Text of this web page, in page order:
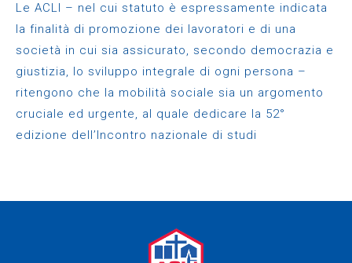
Le ACLI – nel cui statuto è espressamente indicata
la finalità di promozione dei lavoratori e di una
società in cui sia assicurato, secondo democrazia e
giustizia, lo sviluppo integrale di ogni persona –
ritengono che la mobilità sociale sia un argomento
cruciale ed urgente, al quale dedicare la 52°
edizione dell’Incontro nazionale di studi